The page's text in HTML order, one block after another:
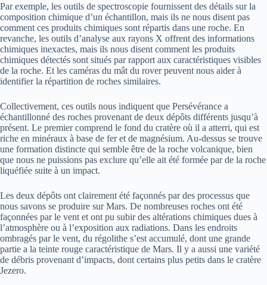
Par exemple, les outils de spectroscopie fournissent des détails sur la
composition chimique d’un échantillon, mais ils ne nous disent pas
comment ces produits chimiques sont répartis dans une roche. En
revanche, les outils d’analyse aux rayons X offrent des informations
chimiques inexactes, mais ils nous disent comment les produits
chimiques détectés sont situés par rapport aux caractéristiques visibles
de la roche. Et les caméras du mât du rover peuvent nous aider à
identifier la répartition de roches similaires.
Collectivement, ces outils nous indiquent que Persévérance a
échantillonné des roches provenant de deux dépôts différents jusqu’à
présent. Le premier comprend le fond du cratère où il a atterri, qui est
riche en minéraux à base de fer et de magnésium. Au-dessus se trouve
une formation distincte qui semble être de la roche volcanique, bien
que nous ne puissions pas exclure qu’elle ait été formée par de la roche
liquéfiée suite à un impact.
Les deux dépôts ont clairement été façonnés par des processus que
nous savons se produire sur Mars. De nombreuses roches ont été
façonnées par le vent et ont pu subir des altérations chimiques dues à
l’atmosphère ou à l’exposition aux radiations. Dans les endroits
ombragés par le vent, du régolithe s’est accumulé, dont une grande
partie a la teinte rouge caractéristique de Mars. Il y a aussi une variété
de débris provenant d’impacts, dont certains plus petits dans le cratère
Jezero.